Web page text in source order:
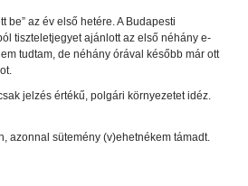
be” az év első hetére. A Budapesti
tiszteletjegyet ajánlott az első néhány e-
tudtam, de néhány órával később már ott
jelzés értékű, polgári környezetet idéz.
azonnal sütemény (v)ehetnékem támadt.